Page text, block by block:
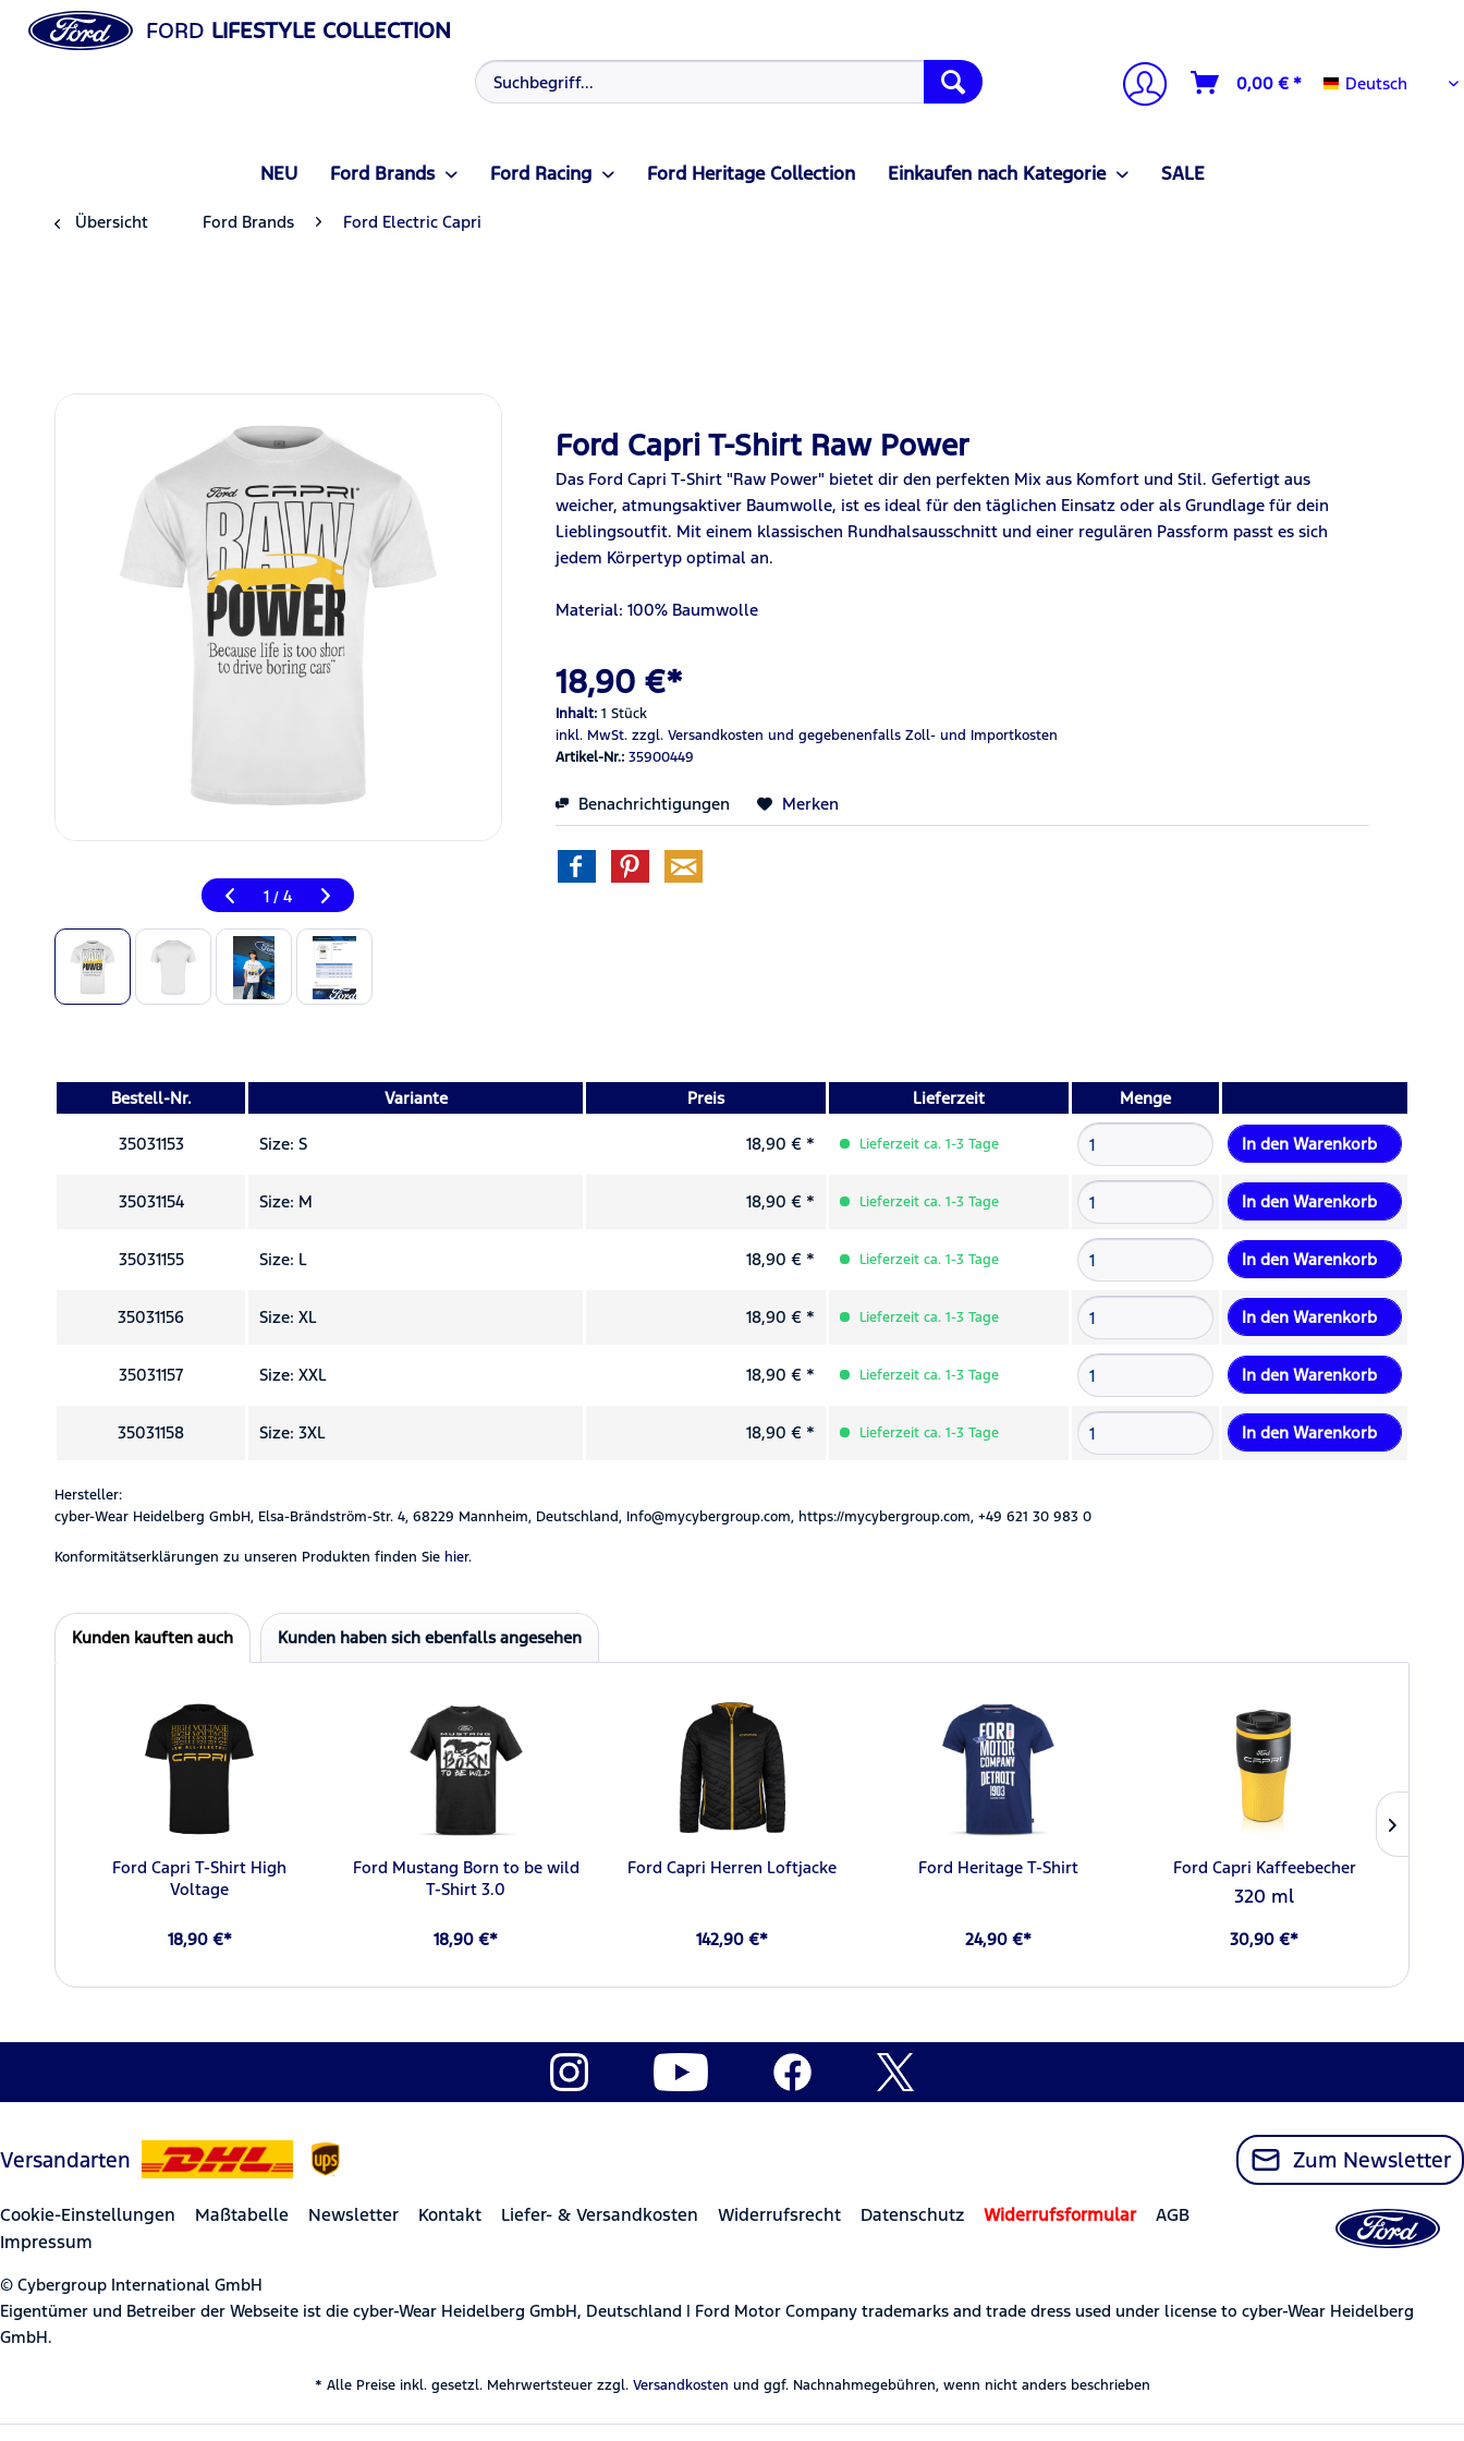
FORD LIFESTYLE COLLECTION
0,00 € * Deutsch
Deutsch
NEU Ford Brands Ford Racing Ford Heritage Collection Einkaufen nach Kategorie SALE
Übersicht Ford Brands Ford Electric Capri
1 / 4
Ford Capri T-Shirt Raw Power
Das Ford Capri T-Shirt "Raw Power" bietet dir den perfekten Mix aus Komfort und Stil. Gefertigt aus
weicher, atmungsaktiver Baumwolle, ist es ideal für den täglichen Einsatz oder als Grundlage für dein
Lieblingsoutfit. Mit einem klassischen Rundhalsausschnitt und einer regulären Passform passt es sich
jedem Körpertyp optimal an.
Material: 100% Baumwolle
18,90 €*
Inhalt:1 Stück
inkl. MwSt.zzgl. Versandkosten und gegebenenfalls Zoll- und Importkosten
Artikel-Nr.:35900449
Benachrichtigungen Merken
Bestell-Nr. Variante Preis Lieferzeit Menge
35031153 Size: S 18,90 € * Lieferzeit ca. 1-3 Tage In den Warenkorb
35031154 Size: M 18,90 € * Lieferzeit ca. 1-3 Tage In den Warenkorb
35031155 Size: L 18,90 € * Lieferzeit ca. 1-3 Tage In den Warenkorb
35031156 Size: XL 18,90 € * Lieferzeit ca. 1-3 Tage In den Warenkorb
35031157 Size: XXL 18,90 € * Lieferzeit ca. 1-3 Tage In den Warenkorb
35031158 Size: 3XL 18,90 € * Lieferzeit ca. 1-3 Tage In den Warenkorb
Hersteller:
cyber-Wear Heidelberg GmbH, Elsa-Brändström-Str. 4, 68229 Mannheim, Deutschland, Info@mycybergroup.com, https://mycybergroup.com, +49 621 30 983 0
Konformitätserklärungen zu unseren Produkten finden Sie hier.
Kunden kauften auch Kunden haben sich ebenfalls angesehen
Ford Capri T-Shirt High
Voltage
18,90 €*
Ford Mustang Born to be wild
T-Shirt 3.0
18,90 €*
Ford Capri Herren Loftjacke
142,90 €*
Ford Heritage T-Shirt
24,90 €*
Ford Capri Kaffeebecher
320 ml
30,90 €*
Versandarten Zum Newsletter
Cookie-Einstellungen Maßtabelle Newsletter Kontakt Liefer- & Versandkosten Widerrufsrecht Datenschutz Widerrufsformular
AGB
Impressum
© Cybergroup International GmbH
Eigentümer und Betreiber der Webseite ist die cyber-Wear Heidelberg GmbH, Deutschland | Ford Motor Company trademarks and trade dress used under license to cyber-Wear Heidelberg
GmbH.
* Alle Preise inkl. gesetzl. Mehrwertsteuer zzgl. Versandkosten und ggf. Nachnahmegebühren, wenn nicht anders beschrieben